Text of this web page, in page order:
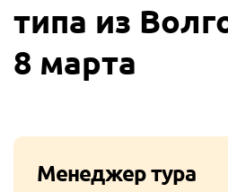
типа из
8 марта
Менеджер тура